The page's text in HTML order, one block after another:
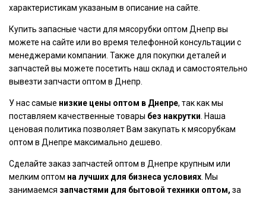
характеристикам указаным в описание на сайте.
Купить запасные части для мясорубки оптом Днепр вы
можете на сайте или во время телефонной консультации с
менеджерами компании. Также для покупки деталей и
запчастей вы можете посетить наш склад и самостоятельно
вывезти запчасти оптом в Днепр.
У нас самые низкие цены оптом в Днепре, так как мы
поставляем качественные товары без накрутки . Наша
ценовая политика позволяет Вам закупать к мясорубкам
оптом в Днепре максимально дешево.
Сделайте заказ запчастей оптом в Днепре крупным или
мелким оптом на лучших для бизнеса условиях . Мы
занимаемся запчастями для бытовой техники оптом, за